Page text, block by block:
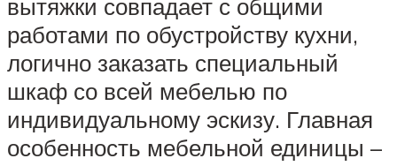
вытяжки совпадает с общими
работами по обустройству кухни,
логично заказать специальный
шкаф со всей мебелью по
индивидуальному эскизу. Главная
особенность мебельной единицы –